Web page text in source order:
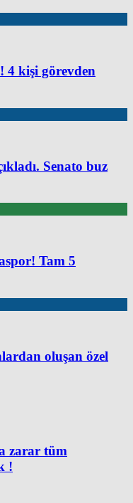
4 kişi görevden
Senato buz
Tam 5
oluşan özel
zarar tüm
!